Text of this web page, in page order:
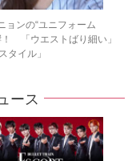
ョンの“ユニフォーム
！ 「ウエストばり細い」
タイル」
ース